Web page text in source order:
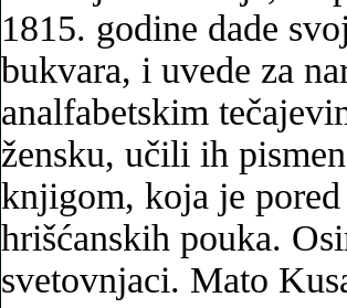
1815. godine dade
bukvara, i uvede za
analfabetskim
žensku, učili ih
knjigom, koja je
hrišćanskih pouka.
svetovnjaci. Mato